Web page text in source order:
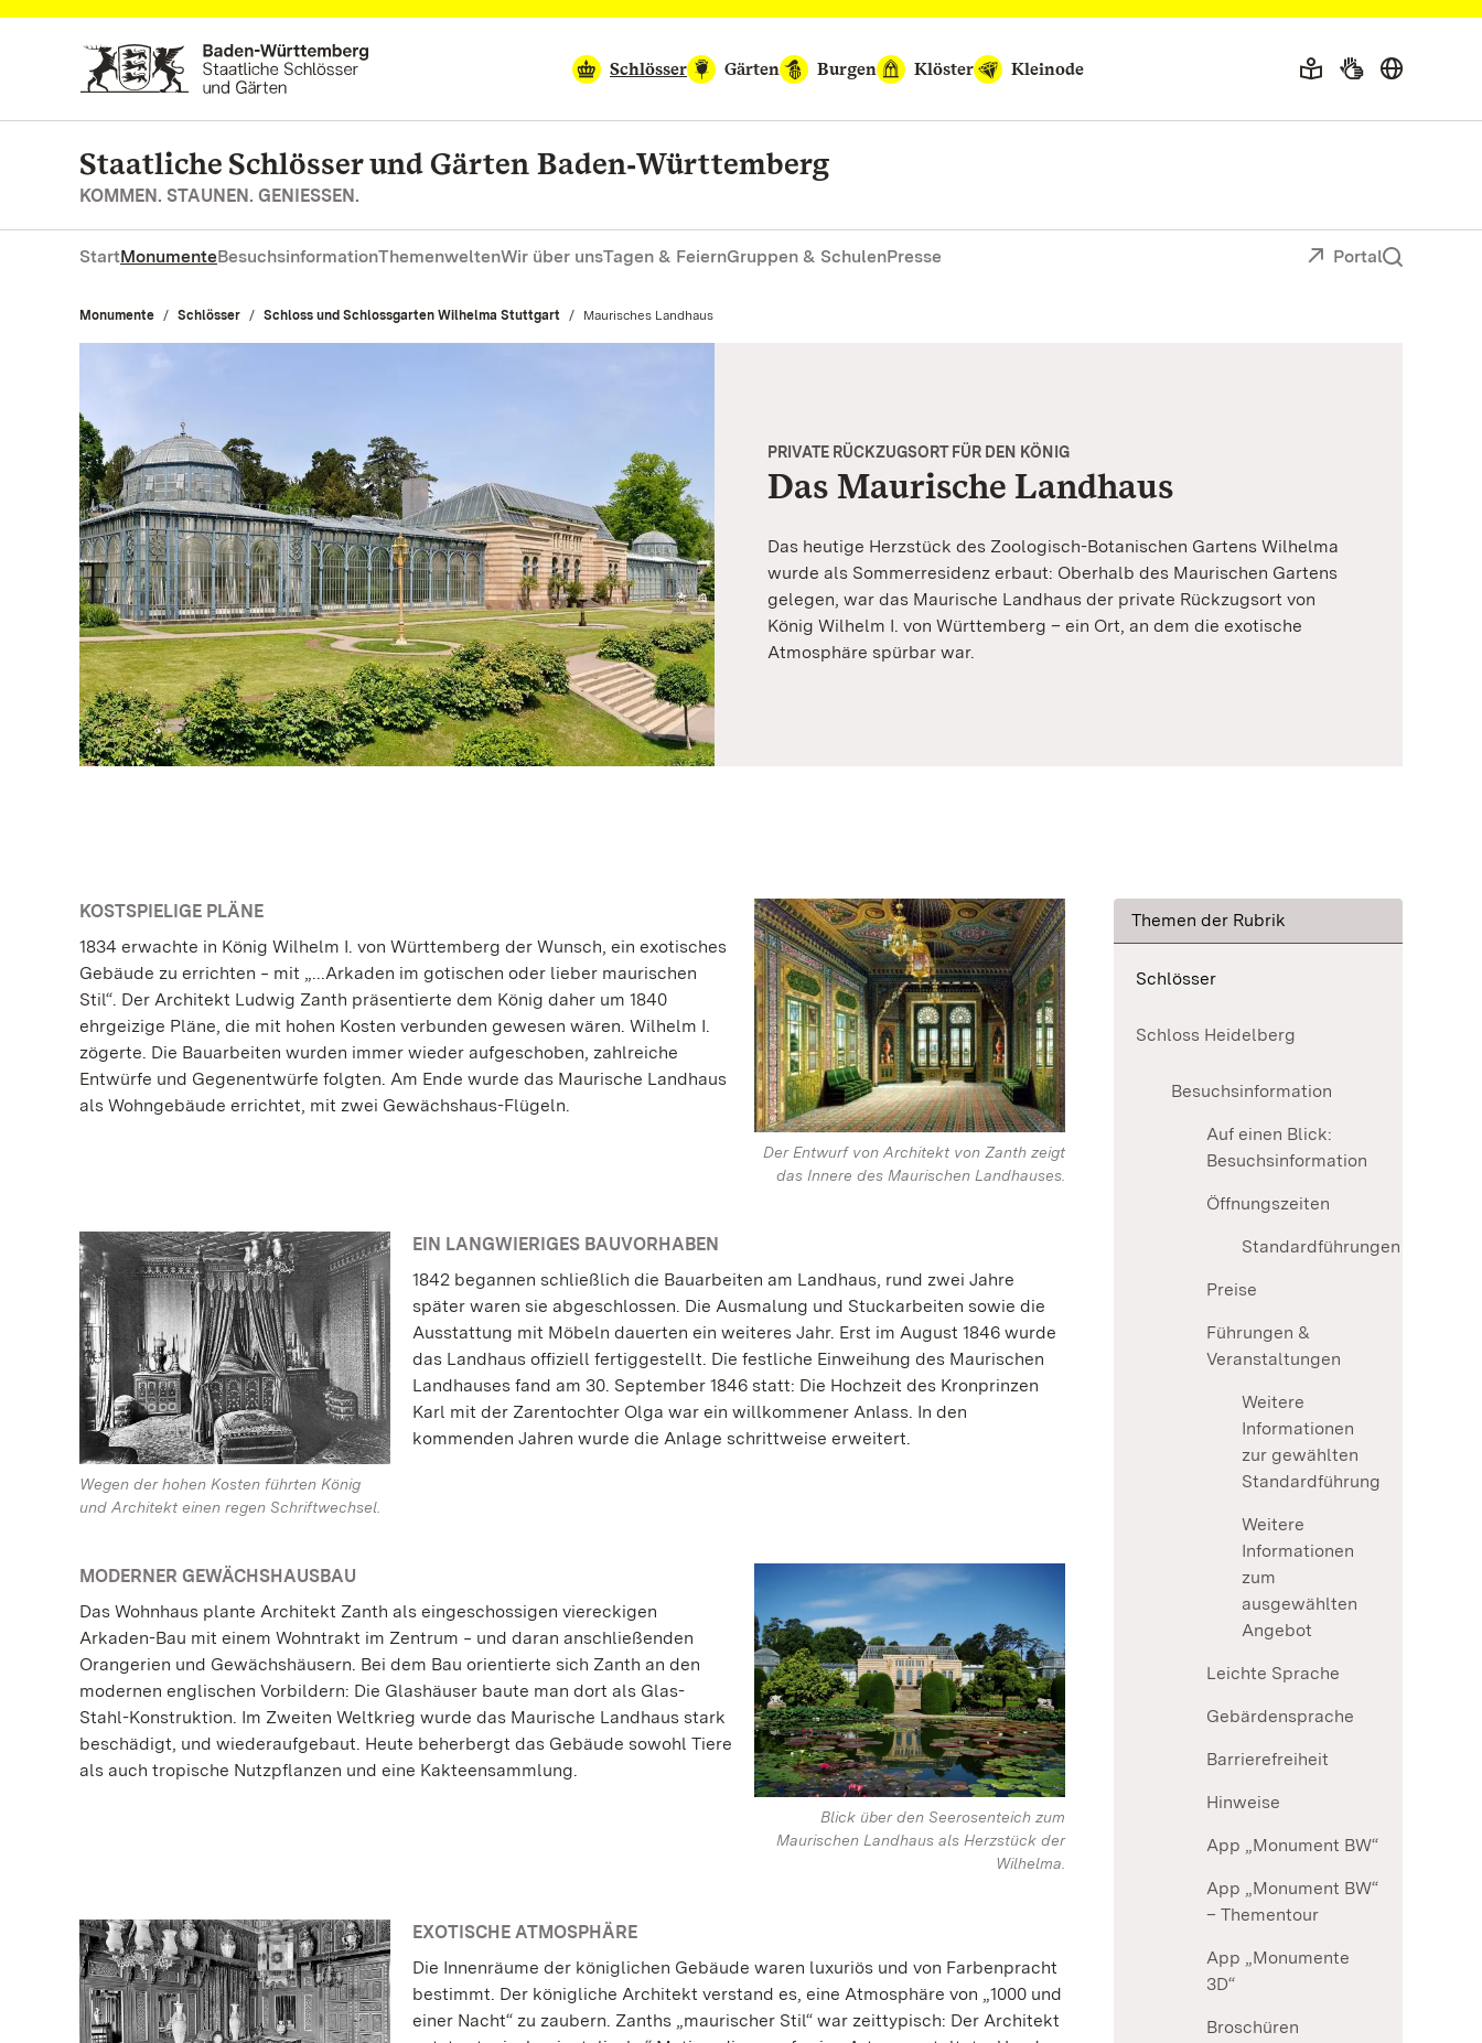
Zum Hauptinhalt springen
Schlösser
Gärten Burgen Klöster Kleinode
Staatliche Schlösser und Gärten Baden‑Württemberg
KOMMEN. STAUNEN. GENIESSEN.
StartMonumenteBesuchsinformationThemenweltenWir über unsTagen & FeiernGruppen & SchulenPresse Portal
Monumente Schlösser Schloss und Schlossgarten Wilhelma Stuttgart Aktuell:
Maurisches Landhaus
PRIVATE RÜCKZUGSORT FÜR DEN KÖNIG
Das Maurische Landhaus
Das heutige Herzstück des Zoologisch-Botanischen Gartens Wilhelma
wurde als Sommerresidenz erbaut: Oberhalb des Maurischen Gartens
gelegen, war das Maurische Landhaus der private Rückzugsort von
König Wilhelm I. von Württemberg – ein Ort, an dem die exotische
Atmosphäre spürbar war.
Der Entwurf von Architekt von Zanth zeigt
das Innere des Maurischen Landhauses.
KOSTSPIELIGE PLÄNE
1834 erwachte in König Wilhelm I. von Württemberg der Wunsch, ein exotisches
Gebäude zu errichten ‒ mit „...Arkaden im gotischen oder lieber maurischen
Stil“. Der Architekt Ludwig Zanth präsentierte dem König daher um 1840
ehrgeizige Pläne, die mit hohen Kosten verbunden gewesen wären. Wilhelm I.
zögerte. Die Bauarbeiten wurden immer wieder aufgeschoben, zahlreiche
Entwürfe und Gegenentwürfe folgten. Am Ende wurde das Maurische Landhaus
als Wohngebäude errichtet, mit zwei Gewächshaus-Flügeln.
Wegen der hohen Kosten führten König
und Architekt einen regen Schriftwechsel.
EIN LANGWIERIGES BAUVORHABEN
1842 begannen schließlich die Bauarbeiten am Landhaus, rund zwei Jahre
später waren sie abgeschlossen. Die Ausmalung und Stuckarbeiten sowie die
Ausstattung mit Möbeln dauerten ein weiteres Jahr. Erst im August 1846 wurde
das Landhaus offiziell fertiggestellt. Die festliche Einweihung des Maurischen
Landhauses fand am 30. September 1846 statt: Die Hochzeit des Kronprinzen
Karl mit der Zarentochter Olga war ein willkommener Anlass. In den
kommenden Jahren wurde die Anlage schrittweise erweitert.
Blick über den Seerosenteich zum
Maurischen Landhaus als Herzstück der
Wilhelma.
MODERNER GEWÄCHSHAUSBAU
Das Wohnhaus plante Architekt Zanth als eingeschossigen viereckigen
Arkaden-Bau mit einem Wohntrakt im Zentrum ‒ und daran anschließenden
Orangerien und Gewächshäusern. Bei dem Bau orientierte sich Zanth an den
modernen englischen Vorbildern: Die Glashäuser baute man dort als Glas-
Stahl-Konstruktion. Im Zweiten Weltkrieg wurde das Maurische Landhaus stark
beschädigt, und wiederaufgebaut. Heute beherbergt das Gebäude sowohl Tiere
als auch tropische Nutzpflanzen und eine Kakteensammlung.
EXOTISCHE ATMOSPHÄRE
Die Innenräume der königlichen Gebäude waren luxuriös und von Farbenpracht
bestimmt. Der königliche Architekt verstand es, eine Atmosphäre von „1000 und
einer Nacht“ zu zaubern. Zanths „maurischer Stil“ war zeittypisch: Der Architekt
Themen der Rubrik
Schlösser
Schloss Heidelberg
Besuchsinformation
Auf einen Blick:
Besuchsinformation
Öffnungszeiten
Standardführungen
Preise
Führungen &
Veranstaltungen
Weitere
Informationen
zur gewählten
Standardführung
Weitere
Informationen
zum
ausgewählten
Angebot
Leichte Sprache
Gebärdensprache
Barrierefreiheit
Hinweise
App „Monument BW“
App „Monument BW“
– Thementour
App „Monumente
3D“
Broschüren